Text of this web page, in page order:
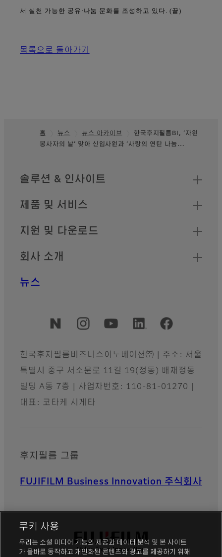
서 실천 가능한 공유·나눔 문화를 조성하고 있다. (끝)
목록으로 돌아가기
Footer
홈 뉴스 뉴스 아카이브
한국후지필름BI, ‘자원
봉사자의 날’ 맞아 신입사원과 ‘사랑의 연탄 나눔…
사이트맵
솔루션 & 인사이트
제품 및 서비스
지원 및 다운로드
회사 소개
뉴스
공식 소셜 채널
한국후지필름비즈니스이노베이션㈜ | 주소: 서울
특별시 중구 서소문로 11길 19(정동) 배재정동
빌딩 A동 7층 | 사업자번호: 110-81-01270 |
대표: 코타케 시게타
후지필름 그룹
FUJIFILM Business Innovation 주식회사
쿠키 사용
우리는 소셜 미디어 기능의 제공과 데이터 분석 및 본 사이트
가 올바로 동작하고 개인화된 콘텐츠와 광고를 제공하기 위해